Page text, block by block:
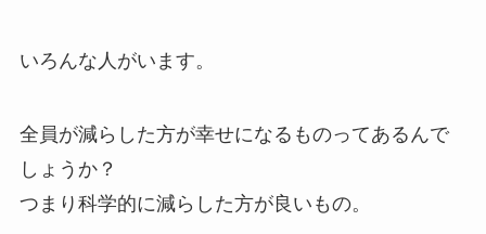
いろんな人がいます。
全員が減らした方が幸せになるものってあるんで
しょうか？
つまり 科学的に減らした方が良いもの。